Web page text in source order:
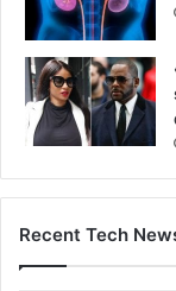
Recent Tech